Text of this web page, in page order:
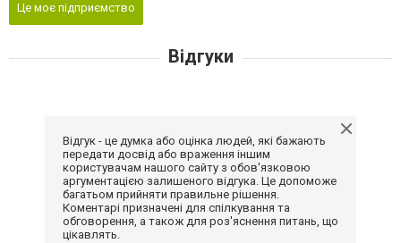
Це моє підприємство
Відгуки
Відгук - це думка або оцінка людей, які бажають
передати досвід або враження іншим
користувачам нашого сайту з обов'язковою
аргументацією залишеного відгука. Це допоможе
багатьом прийняти правильне рішення.
Коментарі призначені для спілкування та
обговорення, а також для роз'яснення питань, що
цікавлять.